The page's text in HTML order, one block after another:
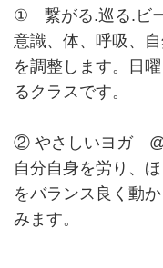
① 繋がる.巡る.ビ
意識、体、呼吸、
を調整します。日
るクラスです。
② やさしいヨガ
自分自身を労り、
をバランス良く動
みます。